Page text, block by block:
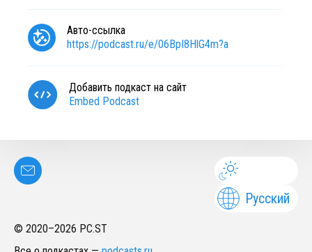
Авто-ссылка
https://podcast.ru/e/06BpI8HlG4m?a
Добавить подкаст на сайт
Embed Podcast
Русский
© 2020–2026 PC.ST